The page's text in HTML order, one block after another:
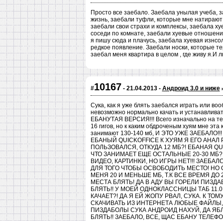
Просто все заебало. Заебала унылая учеба,
жизнь, заебали туфли, которые мне
заебали свои страхи и комплексы, заебала
соседи по комнате, заебали хуевые
я пишу сюда и плачусь, заебала хуевая
редкое появление. Заебали носки, которые
заебал меня квартира в целом , где живу я.И
#10167 - 21.04.2013 - Андроид 3.0 и ниже
Сука, как я уже блять заебался играть или
невозможно нормально качать и
ЕБАНУТАЯ ВЕРСИЯ!!! Всего изначально на
16 гигов, но к каким обдроченым хуям мне
занимают 130-140 мб, И ЭТО УЖЕ
ЕБАНЫЙ QUICKOFFICE К ХУЯМ Я ЕГО
ПОЛЬЗОВАЛСЯ, ОТКУДА 12 МБ?! ЕБАНАЯ
ЧТО ЗАНИМАЕТ ЕЩЕ ОСТАЛЬНЫЕ 20-30
ВИДЕО, КАРТИНКИ, НО ИГРЫ НЕТ!!!
ДЛЯ ТОГО ЧТОБЫ ОСВОБОДИТЬ МЕСТО!
МЕНЯ 20 И МЕНЬШЕ МБ, Т.К ВСЕ ВРЕМЯ ДО
МЕСТА БЛЯТЬ! ДА В АДУ ВЫ ГОРЕЛИ
БЛЯТЬ!! У МОЕЙ ОДНОКЛАССНИЦЫ ТАБ
КАЧАЕТ?! ДА Я ЕЙ ЖОПУ РВАЛ, СУКА. К
СКАЧИВАТЬ ИЗ ИНТЕРНЕТА ЛЮБЫЕ
ПИЗДАБОЛЫ СУКА АНДРОИД НАХУЙ, ДА
БЛЯТЬ!! ЗАЕБАЛО, ВСЕ, ЩАС ЕБАНУ